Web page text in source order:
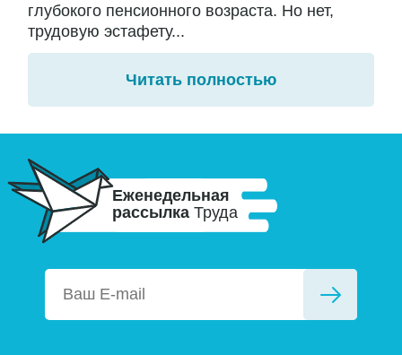
глубокого пенсионного возраста. Но нет,
трудовую эстафету...
Читать полностью
Еженедельная
рассылка Труда